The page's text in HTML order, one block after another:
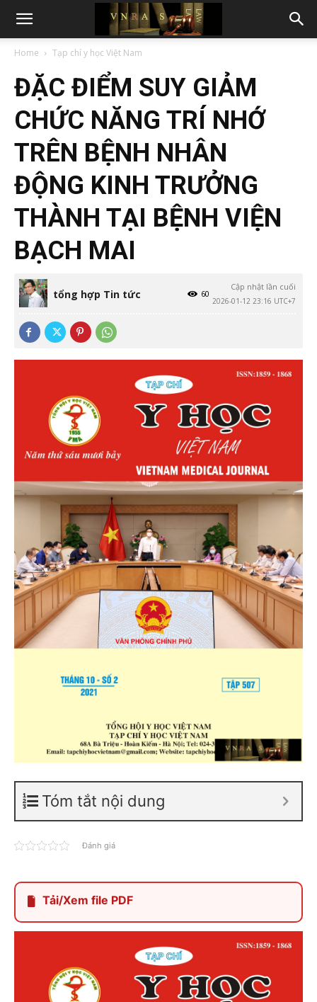
Home Tạp chí y học Việt Nam
ĐẶC ĐIỂM SUY GIẢM
CHỨC NĂNG TRÍ NHỚ
TRÊN BỆNH NHÂN
ĐỘNG KINH TRƯỞNG
THÀNH TẠI BỆNH VIỆN
BẠCH MAI
tổng hợp Tin tức
Cập nhật lần cuối
2026-01-12 23:16 UTC+7
60
Tóm tắt nội dung
Đánh giá
Tải/Xem file PDF